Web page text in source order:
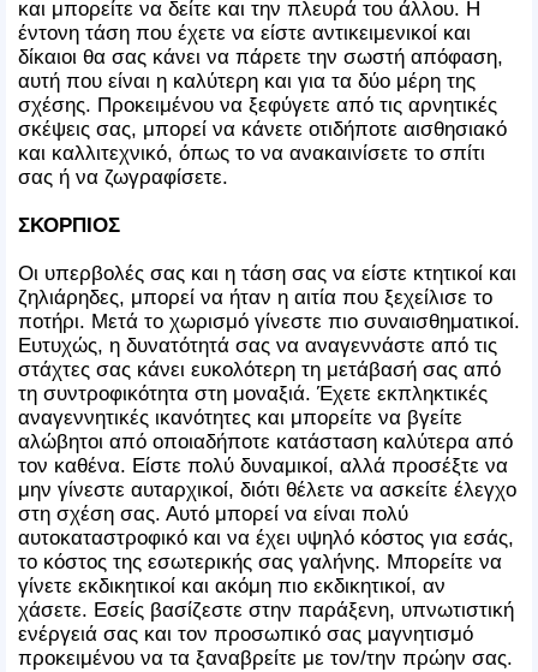
και μπορείτε να δείτε και την πλευρά του άλλου. Η
έντονη τάση που έχετε να είστε αντικειμενικοί και
δίκαιοι θα σας κάνει να πάρετε την σωστή απόφαση,
αυτή που είναι η καλύτερη και για τα δύο μέρη της
σχέσης. Προκειμένου να ξεφύγετε από τις αρνητικές
σκέψεις σας, μπορεί να κάνετε οτιδήποτε αισθησιακό
και καλλιτεχνικό, όπως το να ανακαινίσετε το σπίτι
σας ή να ζωγραφίσετε.
ΣΚΟΡΠΙΟΣ
Οι υπερβολές σας και η τάση σας να είστε κτητικοί και
ζηλιάρηδες, μπορεί να ήταν η αιτία που ξεχείλισε το
ποτήρι. Μετά το χωρισμό γίνεστε πιο συναισθηματικοί.
Ευτυχώς, η δυνατότητά σας να αναγεννάστε από τις
στάχτες σας κάνει ευκολότερη τη μετάβασή σας από
τη συντροφικότητα στη μοναξιά. Έχετε εκπληκτικές
αναγεννητικές ικανότητες και μπορείτε να βγείτε
αλώβητοι από οποιαδήποτε κατάσταση καλύτερα από
τον καθένα. Είστε πολύ δυναμικοί, αλλά προσέξτε να
μην γίνεστε αυταρχικοί, διότι θέλετε να ασκείτε έλεγχο
στη σχέση σας. Αυτό μπορεί να είναι πολύ
αυτοκαταστροφικό και να έχει υψηλό κόστος για εσάς,
το κόστος της εσωτερικής σας γαλήνης. Μπορείτε να
γίνετε εκδικητικοί και ακόμη πιο εκδικητικοί, αν
χάσετε. Εσείς βασίζεστε στην παράξενη, υπνωτιστική
ενέργειά σας και τον προσωπικό σας μαγνητισμό
προκειμένου να τα ξαναβρείτε με τον/την πρώην σας.